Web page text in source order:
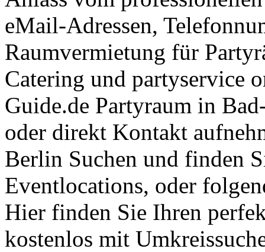
eMail-Adressen,
Raumvermietung für
Catering und partyservice
Guide.de Partyraum in
oder direkt Kontakt
Berlin Suchen und finden
Eventlocations, oder
Hier finden Sie Ihren
kostenlos mit